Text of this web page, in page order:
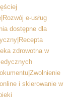
e-usług
dostępne dla
zdrowotna w
i skierowanie w